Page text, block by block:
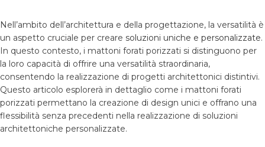
Nell’ambito dell’architettura e della progettazione, la versatilità è
un aspetto cruciale per creare soluzioni uniche e personalizzate.
In questo contesto, i mattoni forati porizzati si distinguono per
la loro capacità di offrire una versatilità straordinaria,
consentendo la realizzazione di progetti architettonici distintivi.
Questo articolo esplorerà in dettaglio come i mattoni forati
porizzati permettano la creazione di design unici e offrano una
flessibilità senza precedenti nella realizzazione di soluzioni
architettoniche personalizzate.